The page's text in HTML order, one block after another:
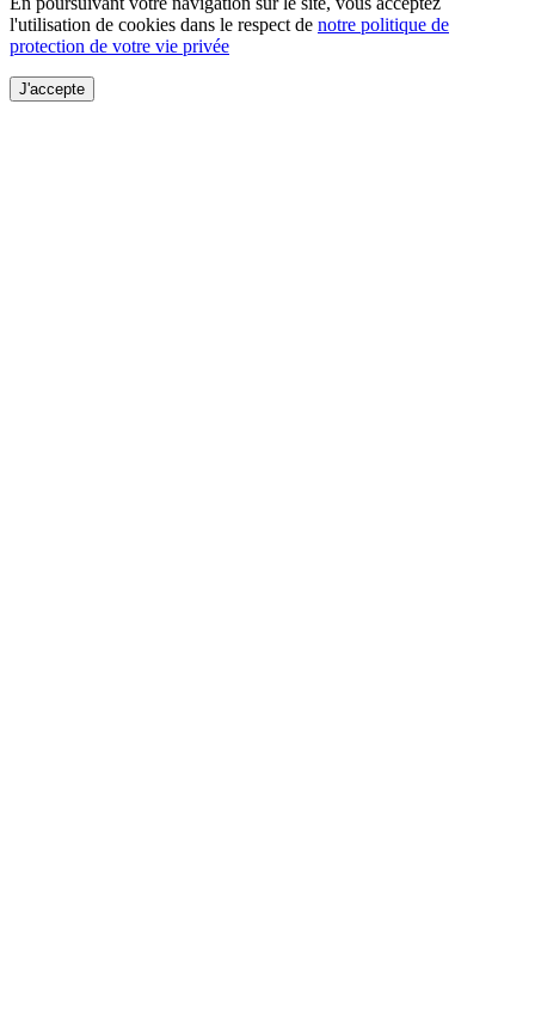
l'utilisation de cookies dans le respect de notre politique de
protection de votre vie privée
J'accepte